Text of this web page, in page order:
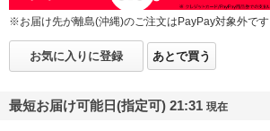
※お届け先が離島(沖縄)のご注文はPayPay対象外です
お気に入りに登録 あとで買う
最短お届け可能日(指定可) 21:31 現在